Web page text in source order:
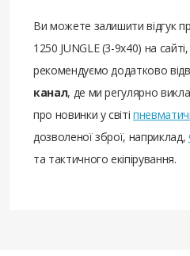
Ви можете залишити відгук
1250 JUNGLE (3-9x40) на
рекомендуємо додатково
канал, де ми регулярно
про новинки у світі
дозволеної зброї, наприклад,
та тактичного екіпірування.